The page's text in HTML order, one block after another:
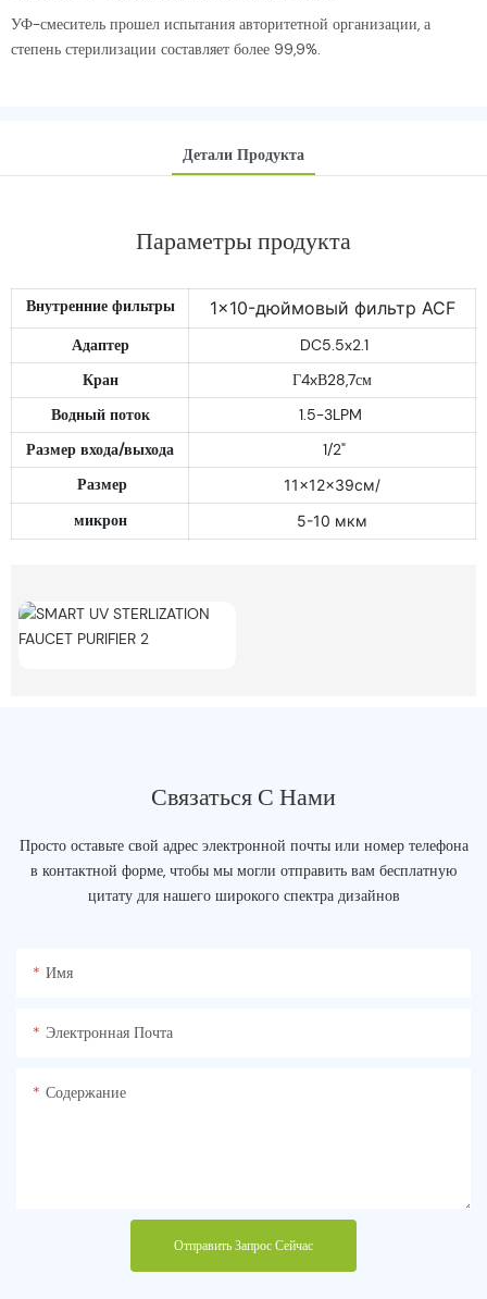
УФ-смеситель прошел испытания авторитетной организации, а
степень стерилизации составляет более 99,9%.
Детали Продукта
Параметры продукта
Внутренние фильтры 1x10-дюймовый фильтр ACF
Адаптер
DC5.5x2.1
Кран
Г4xВ28,7см
Водный поток
1.5-3LPM
Размер входа/выхода
1/2"
Размер
11x12x39см/
микрон 5-10 мкм
Связаться С Нами
Просто оставьте свой адрес электронной почты или номер телефона
в контактной форме, чтобы мы могли отправить вам бесплатную
цитату для нашего широкого спектра дизайнов
Имя
Электронная Почта
Содержание
Отправить Запрос Сейчас